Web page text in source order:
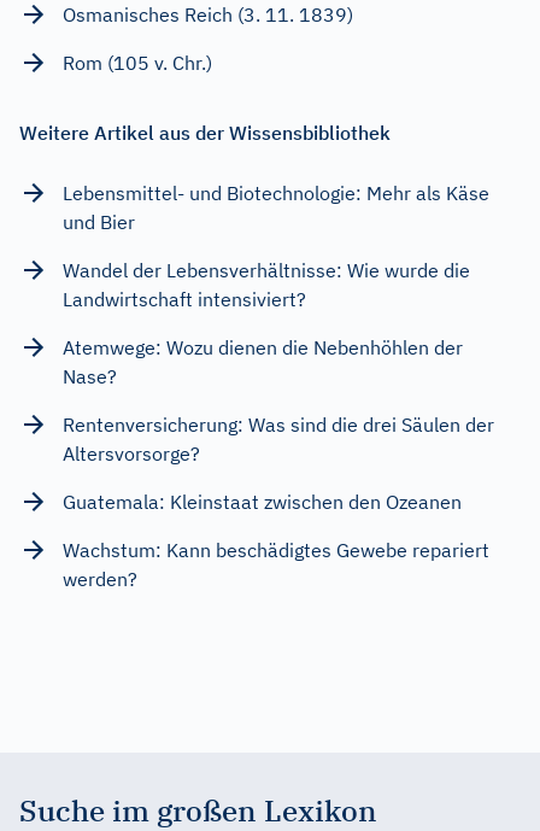
Osmanisches Reich (3. 11. 1839)
Rom (105 v. Chr.)
Weitere Artikel aus der Wissensbibliothek
Lebensmittel- und Biotechnologie: Mehr als Käse
und Bier
Wandel der Lebensverhältnisse: Wie wurde die
Landwirtschaft intensiviert?
Atemwege: Wozu dienen die Nebenhöhlen der
Nase?
Rentenversicherung: Was sind die drei Säulen der
Altersvorsorge?
Guatemala: Kleinstaat zwischen den Ozeanen
Wachstum: Kann beschädigtes Gewebe repariert
werden?
Suche im großen Lexikon